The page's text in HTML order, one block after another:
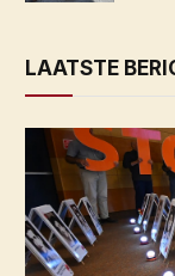
LAATSTE